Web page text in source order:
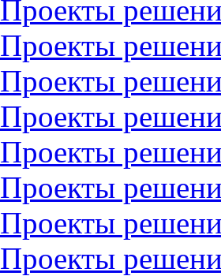
Проекты
Проекты
Проекты
Проекты
Проекты
Проекты
Проекты
Проекты